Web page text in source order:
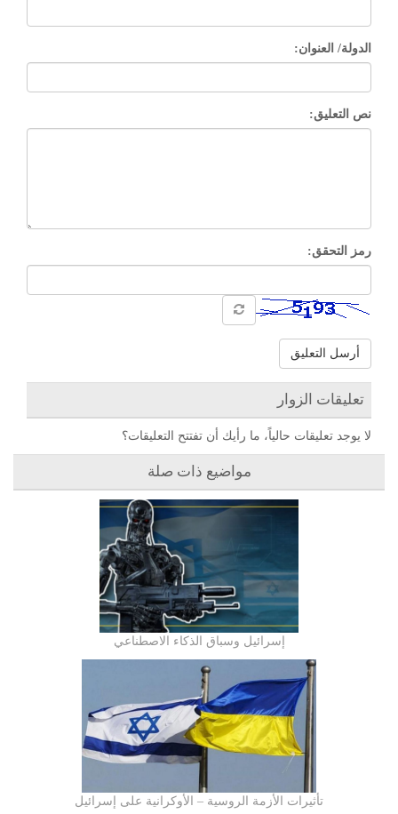
الدولة/ العنوان:
نص التعليق:
رمز التحقق:
أرسل التعليق
تعليقات الزوار
لا يوجد تعليقات حالياً، ما رأيك أن تفتتح التعليقات؟
مواضيع ذات صلة
إسرائيل وسباق الذكاء الاصطناعي
تأثيرات الأزمة الروسية – الأوكرانية على إسرائيل